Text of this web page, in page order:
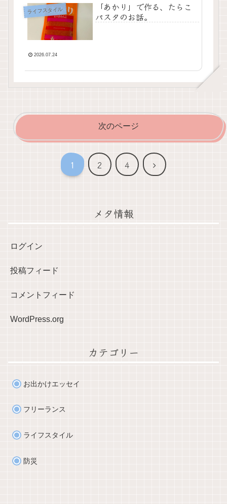
ライフスタイル
「あかり」で作る、たらこ
パスタのお話。
2026.07.24
次のページ
1 2 4
次
メタ情報
ログイン
投稿フィード
コメントフィード
WordPress.org
カテゴリー
お出かけエッセイ
フリーランス
ライフスタイル
防災